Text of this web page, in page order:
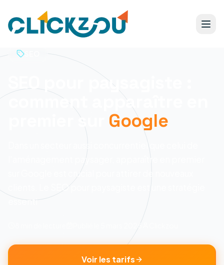
SEO pour paysagiste :
comment apparaître en
premier sur
Google
Dans un secteur aussi concurrentiel que celui de
l'aménagement paysager, apparaître en premier
sur Google est crucial pour attirer de nouveaux
clients. Le SEO pour paysagiste est une stratégie
essenti
5 mars 2026
Voir les tarifs